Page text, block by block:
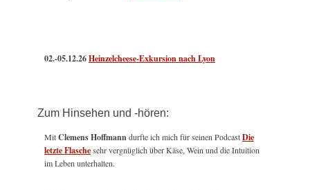
02.-05.12.26Heinzelcheese-Exkursion nach Lyon
Zum Hinsehen und -hören:
MitClemens Hoffmanndurfte ich mich für seinen PodcastDie
letzte Flaschesehr vergnüglich über Käse, Wein und die Intuition
im Leben unterhalten.